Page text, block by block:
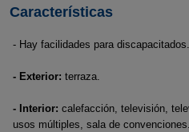
Características
- Hay facilidades para discapacitados.
- Exterior: terraza.
- Interior: calefacción, televisión,
usos múltiples, sala de convenciones.